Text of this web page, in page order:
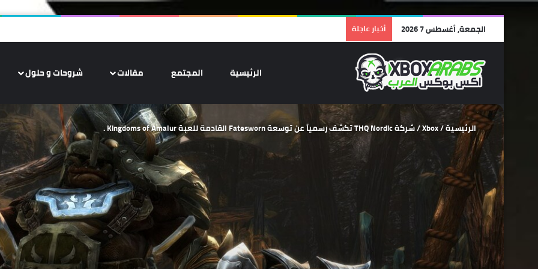
الجمعة, أغسطس 7 2026 أخبار عاجلة
الرئيسية المجتمع مقالات شروحات و حلول
الرئيسية/
Xbox
/شركة THQ Nordic تكشف رسمياً عن توسعة Fatesworn القادمة للعبة Kingdoms of Amalur .